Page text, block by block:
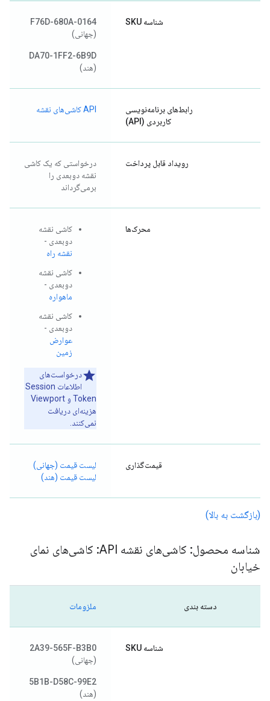
شناسه SKU
0164-F76D-680A
(جهانی)
DA70-1FF2-6B9D
(هند)
رابط‌های برنامه‌نویسی
کاربردی (API)
API کاشی‌های نقشه
رویداد قابل پرداخت
درخواستی که یک کاشی
نقشه دوبعدی را
برمی‌گرداند
محرک‌ها
کاشی نقشه
دوبعدی -
نقشه راه
کاشی نقشه
دوبعدی -
ماهواره
کاشی نقشه
دوبعدی -
عوارض
زمین
درخواست‌های
اطلاعات Session
Token و Viewport
هزینه‌ای دریافت
نمی‌کنند.
قیمت‌گذاری
لیست قیمت (جهانی)
لیست قیمت (هند)
(بازگشت به بالا)
شناسه محصول: کاشی‌های نقشه API: کاشی‌های نمای
خیابان
دسته بندی ملزومات
شناسه SKU
2A39-565F-B3B0
(جهانی)
5B1B-D58C-99E2
(هند)